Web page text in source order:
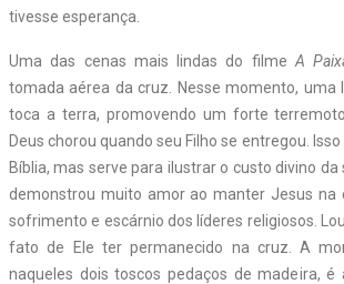
tivesse esperança.
Uma das cenas mais lindas do filme A
tomada aérea da cruz. Nesse momento, uma
toca a terra, promovendo um forte
Deus chorou quando seu Filho se entregou.
Bíblia, mas serve para ilustrar o custo divino da
demonstrou muito amor ao manter Jesus na
sofrimento e escárnio dos líderes religiosos.
fato de Ele ter permanecido na cruz. A
naqueles dois toscos pedaços de madeira, é